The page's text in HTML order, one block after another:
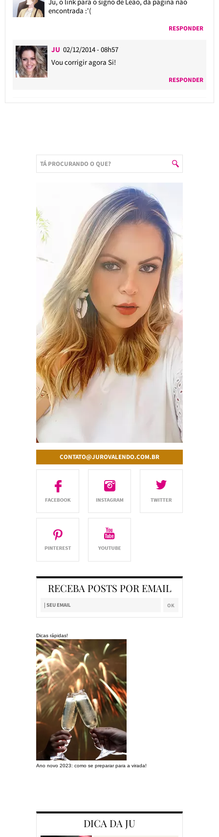
Ju, o link para o signo de Leão, dá página não
encontrada :'(
RESPONDER
JU 02/12/2014 - 08h57
Vou corrigir agora Si!
RESPONDER
CONTATO@JUROVALENDO.COM.BR
RECEBA POSTS POR EMAIL
Dicas rápidas!
Ano novo 2023: como se preparar para a virada!
DICA DA JU